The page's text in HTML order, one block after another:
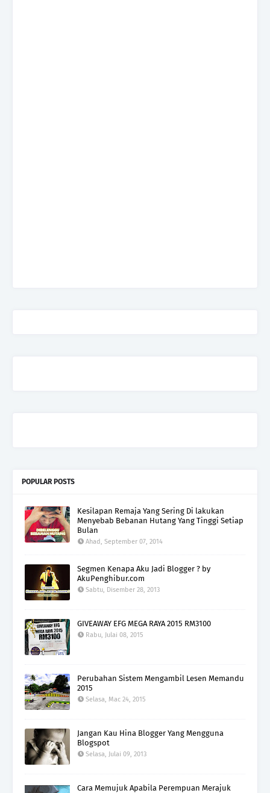
POPULAR POSTS
Kesilapan Remaja Yang Sering Di lakukan
Menyebab Bebanan Hutang Yang Tinggi Setiap
Bulan
Ahad, September 07, 2014
Segmen Kenapa Aku Jadi Blogger ? by
AkuPenghibur.com
Sabtu, Disember 28, 2013
GIVEAWAY EFG MEGA RAYA 2015 RM3100
Rabu, Julai 08, 2015
Perubahan Sistem Mengambil Lesen Memandu
2015
Selasa, Mac 24, 2015
Jangan Kau Hina Blogger Yang Mengguna
Blogspot
Selasa, Julai 09, 2013
Cara Memujuk Apabila Perempuan Merajuk